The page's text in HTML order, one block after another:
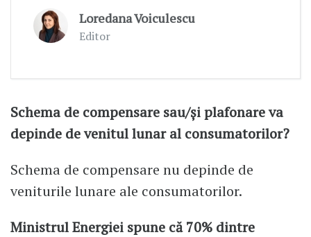
Loredana Voiculescu
Editor
Schema de compensare sau/și plafonare va
depinde de venitul lunar al consumatorilor?
Schema de compensare nu depinde de
veniturile lunare ale consumatorilor.
Ministrul Energiei spune că 70% dintre